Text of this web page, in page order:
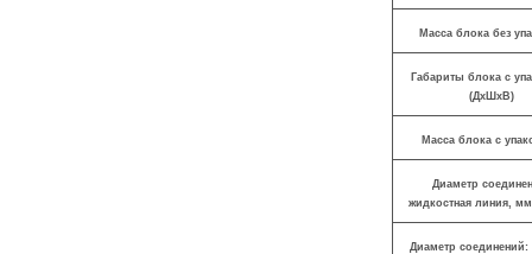
Масса блока без
Габариты блока с
(ДхШхВ)
Масса блока с
Диаметр
жидкостная линия,
Диаметр соединений: